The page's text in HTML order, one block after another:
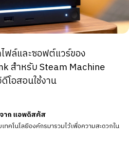
ฟล์และซอฟต์แวร์ของ
สำหรับ Steam Machine
โอสอนใช้งาน
าก แอพดิสคัส
ทคโนโลยีองค์กรมารวมไว้เพื่อความสะดวกใน